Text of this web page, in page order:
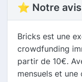
⭐ Notre
Bricks est une
crowdfunding
partir de 10€.
mensuels et